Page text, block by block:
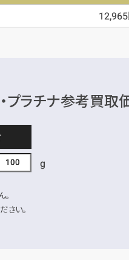
12,965
プラチナ参考買
g
さい。